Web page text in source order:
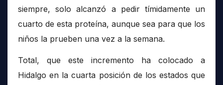
siempre, solo alcanzó a pedir tímidamente un
cuarto de esta proteína, aunque sea para que los
niños la prueben una vez a la semana.
Total, que este incremento ha colocado a
Hidalgo en la cuarta posición de los estados que